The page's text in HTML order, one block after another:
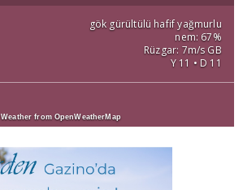
gök gürültülü hafif yağmurlu
nem: 67%
Rüzgar: 7m/s GB
Y 11 • D 11
Weather from OpenWeatherMap